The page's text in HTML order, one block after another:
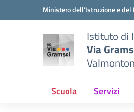
Vai ai contenuti
Vai al menu di navigazioneMinistero dell'Istruzione e del
Istituto di
Via
Scuola Servizi